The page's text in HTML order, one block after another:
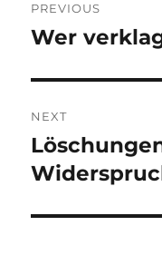
navigation
PREVIOUS
Previous
Wer
NEXT
Next
post: